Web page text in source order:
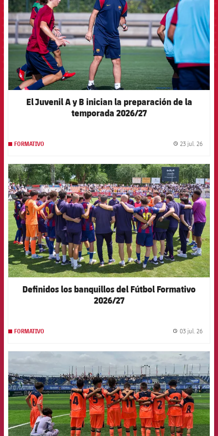
El Juvenil A y B inician la preparación de la
temporada 2026/27
FORMATIVO 23 jul. 26
FCB Barcelona badge
Definidos los banquillos del Fútbol Formativo
2026/27
FORMATIVO 03 jul. 26
FCB Barcelona badge